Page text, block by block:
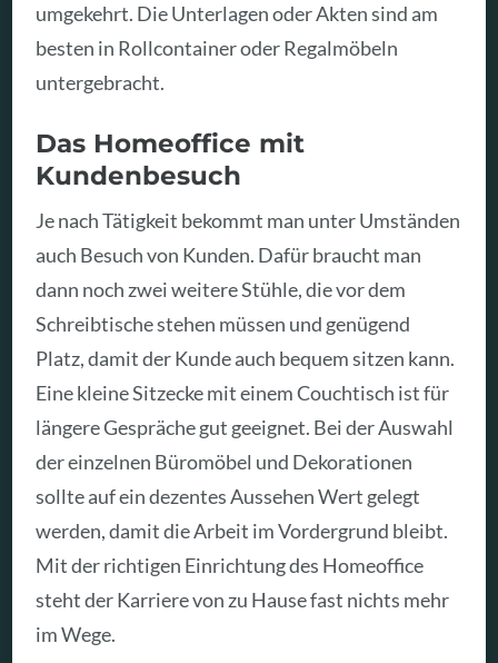
umgekehrt. Die Unterlagen oder Akten sind am
besten in Rollcontainer oder Regalmöbeln
untergebracht.
Das Homeoffice mit
Kundenbesuch
Je nach Tätigkeit bekommt man unter Umständen
auch Besuch von Kunden. Dafür braucht man
dann noch zwei weitere Stühle, die vor dem
Schreibtische stehen müssen und genügend
Platz, damit der Kunde auch bequem sitzen kann.
Eine kleine Sitzecke mit einem Couchtisch ist für
längere Gespräche gut geeignet. Bei der Auswahl
der einzelnen Büromöbel und Dekorationen
sollte auf ein dezentes Aussehen Wert gelegt
werden, damit die Arbeit im Vordergrund bleibt.
Mit der richtigen Einrichtung des Homeoffice
steht der Karriere von zu Hause fast nichts mehr
im Wege.